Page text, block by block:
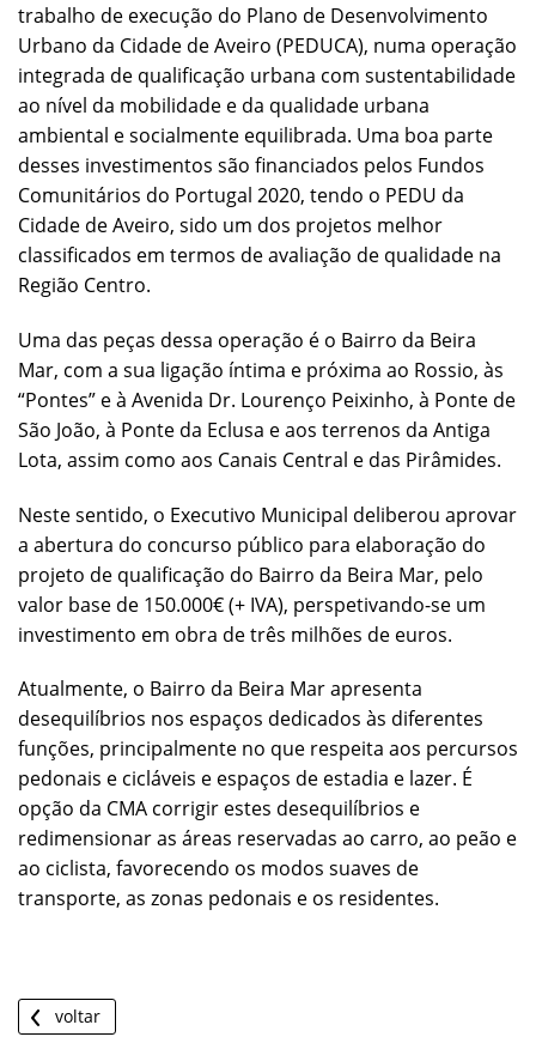
trabalho de execução do Plano de Desenvolvimento
Urbano da Cidade de Aveiro (PEDUCA), numa operação
integrada de qualificação urbana com sustentabilidade
ao nível da mobilidade e da qualidade urbana
ambiental e socialmente equilibrada. Uma boa parte
desses investimentos são financiados pelos Fundos
Comunitários do Portugal 2020, tendo o PEDU da
Cidade de Aveiro, sido um dos projetos melhor
classificados em termos de avaliação de qualidade na
Região Centro.
Uma das peças dessa operação é o Bairro da Beira
Mar, com a sua ligação íntima e próxima ao Rossio, às
“Pontes” e à Avenida Dr. Lourenço Peixinho, à Ponte de
São João, à Ponte da Eclusa e aos terrenos da Antiga
Lota, assim como aos Canais Central e das Pirâmides.
Neste sentido, o Executivo Municipal deliberou aprovar
a abertura do concurso público para elaboração do
projeto de qualificação do Bairro da Beira Mar, pelo
valor base de 150.000€ (+ IVA), perspetivando-se um
investimento em obra de três milhões de euros.
Atualmente, o Bairro da Beira Mar apresenta
desequilíbrios nos espaços dedicados às diferentes
funções, principalmente no que respeita aos percursos
pedonais e cicláveis e espaços de estadia e lazer. É
opção da CMA corrigir estes desequilíbrios e
redimensionar as áreas reservadas ao carro, ao peão e
ao ciclista, favorecendo os modos suaves de
transporte, as zonas pedonais e os residentes.
voltar